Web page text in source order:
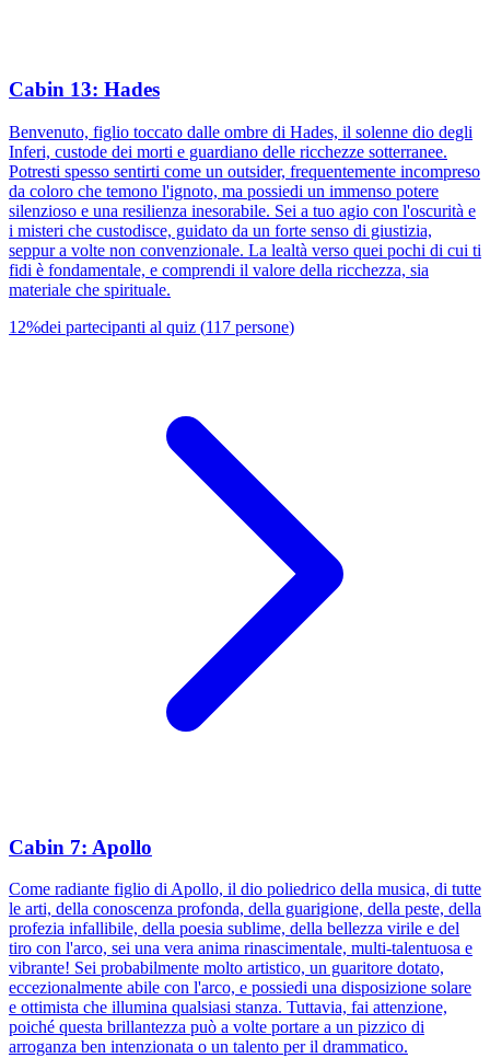
Cabin 13: Hades
Benvenuto, figlio toccato dalle ombre di Hades, il solenne dio degli
Inferi, custode dei morti e guardiano delle ricchezze sotterranee.
Potresti spesso sentirti come un outsider, frequentemente incompreso
da coloro che temono l'ignoto, ma possiedi un immenso potere
silenzioso e una resilienza inesorabile. Sei a tuo agio con l'oscurità e
i misteri che custodisce, guidato da un forte senso di giustizia,
seppur a volte non convenzionale. La lealtà verso quei pochi di cui ti
fidi è fondamentale, e comprendi il valore della ricchezza, sia
materiale che spirituale.
12%dei partecipanti al quiz (117 persone)
Cabin 7: Apollo
Come radiante figlio di Apollo, il dio poliedrico della musica, di tutte
le arti, della conoscenza profonda, della guarigione, della peste, della
profezia infallibile, della poesia sublime, della bellezza virile e del
tiro con l'arco, sei una vera anima rinascimentale, multi-talentuosa e
vibrante! Sei probabilmente molto artistico, un guaritore dotato,
eccezionalmente abile con l'arco, e possiedi una disposizione solare
e ottimista che illumina qualsiasi stanza. Tuttavia, fai attenzione,
poiché questa brillantezza può a volte portare a un pizzico di
arroganza ben intenzionata o un talento per il drammatico.